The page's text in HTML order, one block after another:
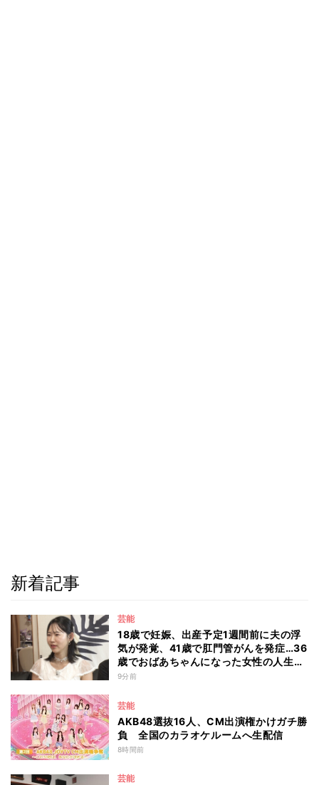
新着記事
芸能
18歳で妊娠、出産予定1週間前に夫の浮
気が発覚、41歳で肛門管がんを発症…36
歳でおばあちゃんになった女性の人生に
島田珠代も思わず涙 『愛のハイエナ
9分前
芸能
AKB48選抜16人、CM出演権かけガチ勝
負 全国のカラオケルームへ生配信
8時間前
芸能